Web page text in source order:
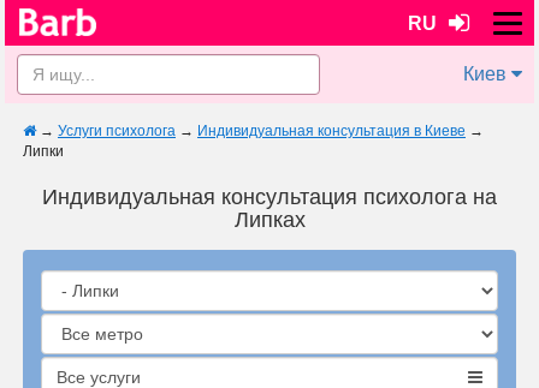
RU
Киев
→ Услуги психолога → Индивидуальная консультация в Киеве →
Липки
Индивидуальная консультация психолога на
Липках
Все услуги